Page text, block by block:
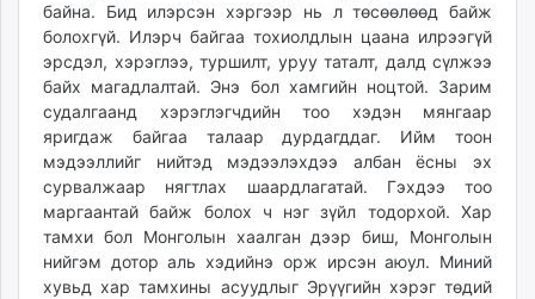
байна. Бид илэрсэн хэргээр нь л төсөөлөөд байж
болохгүй. Илэрч байгаа тохиолдлын цаана илрээгүй
эрсдэл, хэрэглээ, туршилт, уруу таталт, далд сүлжээ
байх магадлалтай. Энэ бол хамгийн ноцтой. Зарим
судалгаанд хэрэглэгчдийн тоо хэдэн мянгаар
яригдаж байгаа талаар дурдагддаг. Ийм тоон
мэдээллийг нийтэд мэдээлэхдээ албан ёсны эх
сурвалжаар нягтлах шаардлагатай. Гэхдээ тоо
маргаантай байж болох ч нэг зүйл тодорхой. Хар
тамхи бол Монголын хаалган дээр биш, Монголын
нийгэм дотор аль хэдийнэ орж ирсэн аюул. Миний
хувьд хар тамхины асуудлыг Эрүүгийн хэрэг төдий